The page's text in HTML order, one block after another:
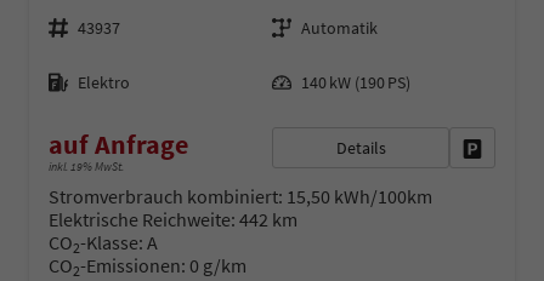
Fahrzeugnr.
43937
Getriebe
Automatik
Kraftstoff
Elektro 140 kW (190 PS)
auf Anfrage
inkl. 19% MwSt.
Details
Stromverbrauch kombiniert: 15,50 kWh/100km
Elektrische Reichweite: 442 km
CO2-Klasse: A
CO2-Emissionen: 0 g/km